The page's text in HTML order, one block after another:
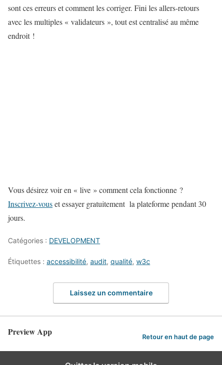
sont ces erreurs et comment les corriger. Fini les allers-retours
avec les multiples « validateurs », tout est centralisé au même
endroit !
Vous désirez voir en « live » comment cela fonctionne ?
Inscrivez-vouset essayer gratuitement la plateforme pendant 30
jours.
Catégories : DEVELOPMENT
Étiquettes : accessibilité, audit, qualité, w3c
Laissez un commentaire
Preview App Retour en haut de page